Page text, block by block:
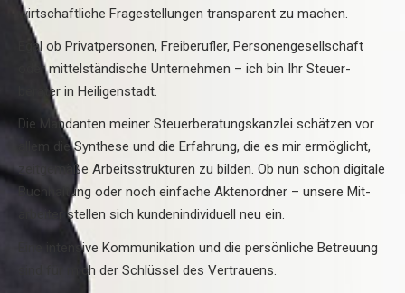
wirtschaft­liche Frage­stellungen trans­parent zu machen.
Egal ob Privat­personen, Frei­berufler, Personen­gesell­schaft
oder mittel­ständische Unter­nehmen – ich bin Ihr Steuer­
berater in Heiligenstadt.
Die Mandanten meiner Steuer­beratungskanzlei schätzen vor
allem die Synthese und die Erfahrung, die es mir ermöglicht,
zeitgemäße Arbeits­strukturen zu bilden. Ob nun schon digitale
Buch­haltung oder noch einfache Akte­nordner – unsere Mit­
arbeiter stellen sich kunden­indivi­duell neu ein.
Eine inten­sive Kommuni­kation und die persön­liche Betreuung
sind für mich der Schlüssel des Vertrauens.